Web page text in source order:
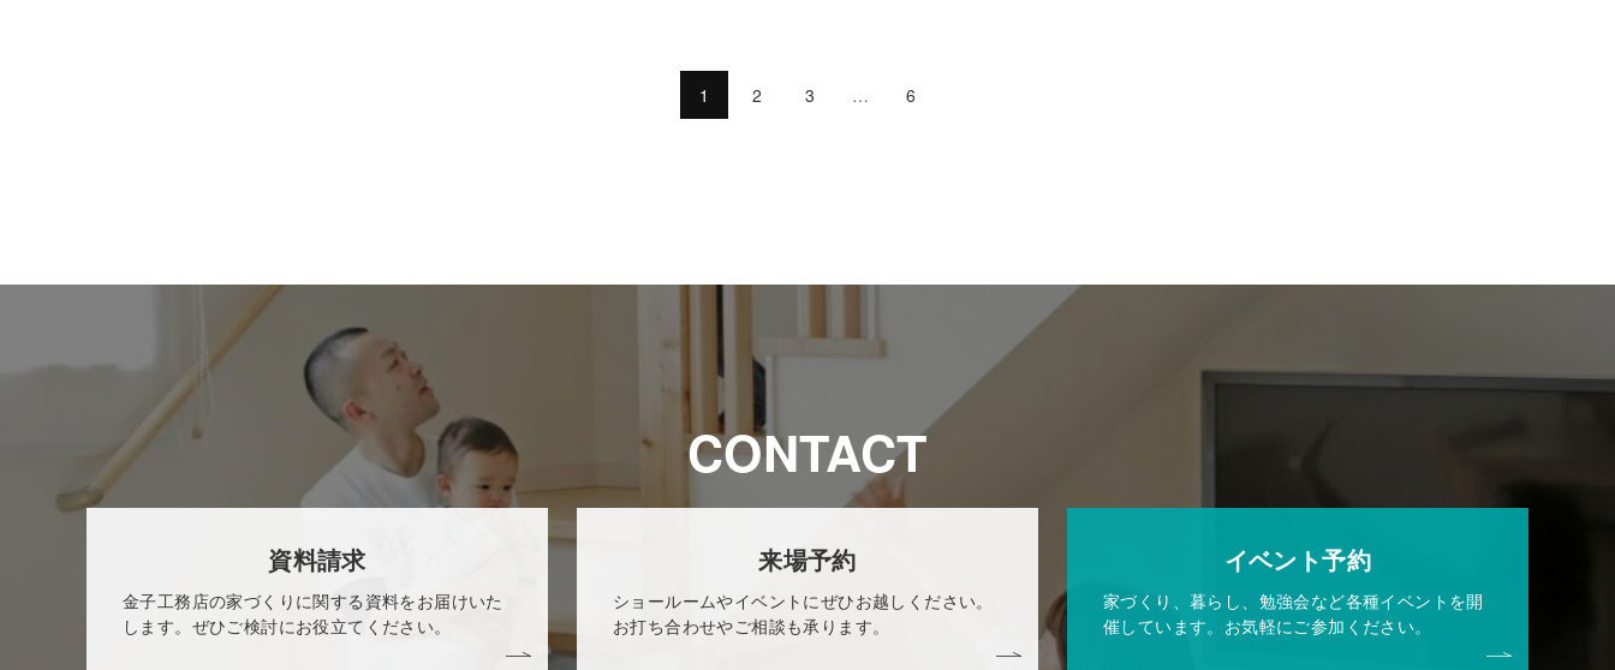
1 2 3 … 6
CONTACT
資料請求
金子工務店の家づくりに関する資料をお届けいた
します。ぜひご検討にお役立てください。
来場予約
ショールームやイベントにぜひお越しください。
お打ち合わせやご相談も承ります。
イベント予約
家づくり、暮らし、勉強会など各種イベントを開
催しています。お気軽にご参加ください。